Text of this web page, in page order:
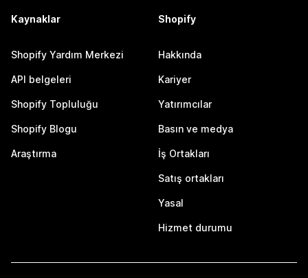
Kaynaklar
Shopify Yardım Merkezi
API belgeleri
Shopify Topluluğu
Shopify Blogu
Araştırma
Shopify
Hakkında
Kariyer
Yatırımcılar
Basın ve medya
İş Ortakları
Satış ortakları
Yasal
Hizmet durumu